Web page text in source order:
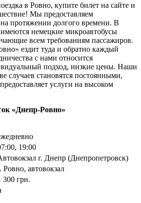
в Ровно, купите билет на сайте и
Мы предоставляем
протяжении долгого времени. В
немецкие микроавтобусы
всем требованиям пассажиров.
ездит туда и обратно каждый
с нами относится
подход, низкие цены. Наши
случаев становятся постоянными,
услуги на высоком
«Днепр-Ровно»
19:00
г. Днепр (Днепропетровск)
Ровно, автовокзал
300 грн.